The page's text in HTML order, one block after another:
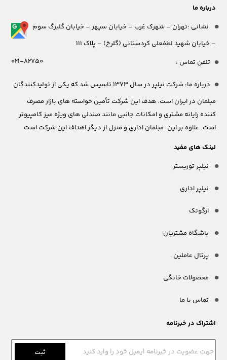
درباره ما
نشانی :تهران – شهرک غرب – خیابان سپهر – خیابان گلبرگ سوم
– خیابان شهید لطفعلی کردستانی (گلرخ) – پلاک 111
تلفن تماس :
021-82750
درباره ما:
شرکت نیلپر در سال 1373 تاسیس شد که یکی از تولیدکنندگان
مبلمان در ایران است. هدف این شرکت تأمین خواسته های بازار مصرف
کننده رایانه مشتری و امکانات جانبی مانند صندلی های ویژه میز کامپیوتر
است. علاوه بر این، مبلمان اداری و منزل از دیگر اهداف این شرکت است
لینک های مفید
نیلپر توریستر
نیلپر اداری
ارگوتک
باشگاه مشتریان
پرتال عاملین
محصولات خانگی
تماس با ما
اشتراک در خبرنامه
ثبت